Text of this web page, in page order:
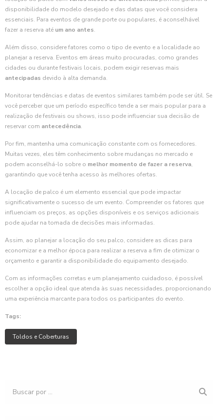
disponibilidade do modelo desejado e das datas que você considera
essenciais. Para eventos de grande porte ou populares, é aconselhável
fazer a reserva até um ano antes.
Além disso, considere fatores como o tipo de evento e a localidade ao
planejar a reserva. Eventos em áreas muito procuradas, como grandes
cidades ou durante festivais locais, podem exigir reservas mais
antecipadas devido à alta demanda.
Monitorar tendências e datas de eventos similares também pode ser útil. Se
você perceber que um período específico tende a ser mais popular para a
realização de festivais ou shows, isso pode influenciar sua decisão de
reservar com antecedência.
Por fim, mantenha uma comunicação constante com os fornecedores.
Muitas vezes, eles têm conhecimento sobre mudanças no mercado e
podem aconselhá-lo sobre o melhor momento de fazer a reserva,
garantindo que você tenha acesso às melhores ofertas.
A locação de palco é um elemento essencial que pode impactar
significativamente o sucesso de um evento. Compreender os fatores que
influenciam os preços, as opções disponíveis e os serviços adicionais
pode ajudar na tomada de decisões mais informadas.
Assim, ao planejar a locação do seu palco, considere as dicas para
economizar e a melhor época para realizar a reserva a fim de otimizar o
orçamento e garantir a disponibilidade do equipamento desejado.
Com as informações corretas e um planejamento cuidadoso, é possível
escolher a opção ideal que atenda às suas necessidades, proporcionando
uma experiência marcante para todos os participantes do evento.
Tags:
Toldos e Coberturas